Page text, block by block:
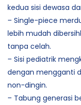
kedua sisi dewasa
– Single-piece
lebih mudah
tanpa celah.
– Sisi pediatrik
dengan mengganti
non-dingin.
– Tabung generasi